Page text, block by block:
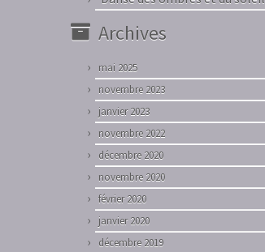
Archives
mai 2025
novembre 2023
janvier 2023
novembre 2022
décembre 2020
novembre 2020
février 2020
janvier 2020
décembre 2019